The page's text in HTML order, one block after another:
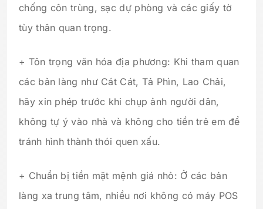
chống côn trùng, sạc dự phòng và các giấy tờ
tùy thân quan trọng.
+ Tôn trọng văn hóa địa phương: Khi tham quan
các bản làng như Cát Cát, Tả Phìn, Lao Chải,
hãy xin phép trước khi chụp ảnh người dân,
không tự ý vào nhà và không cho tiền trẻ em để
tránh hình thành thói quen xấu.
+ Chuẩn bị tiền mặt mệnh giá nhỏ: Ở các bản
làng xa trung tâm, nhiều nơi không có máy POS